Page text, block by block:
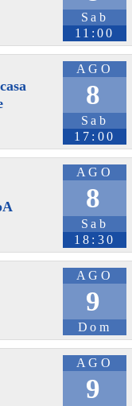
Sab
11:00
AGO
8
Sab
17:00
AGO
8
Sab
18:30
AGO
9
Dom
AGO
9